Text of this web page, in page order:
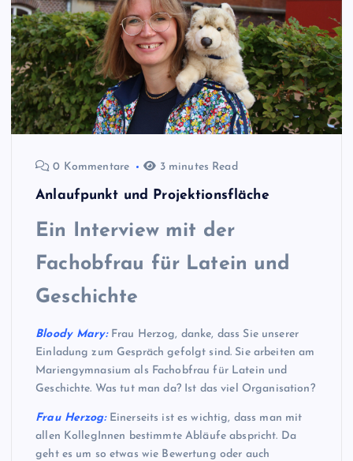
0 Kommentare 3 minutes Read
Anlaufpunkt und Projektionsfläche
Ein Interview mit der
Fachobfrau für Latein und
Geschichte
Bloody Mary:Frau Herzog, danke, dass Sie unserer
Einladung zum Gespräch gefolgt sind. Sie arbeiten am
Mariengymnasium als Fachobfrau für Latein und
Geschichte. Was tut man da? Ist das viel Organisation?
Frau Herzog:Einerseits ist es wichtig, dass man mit
allen KollegInnen bestimmte Abläufe abspricht. Da
geht es um so etwas wie Bewertung oder auch